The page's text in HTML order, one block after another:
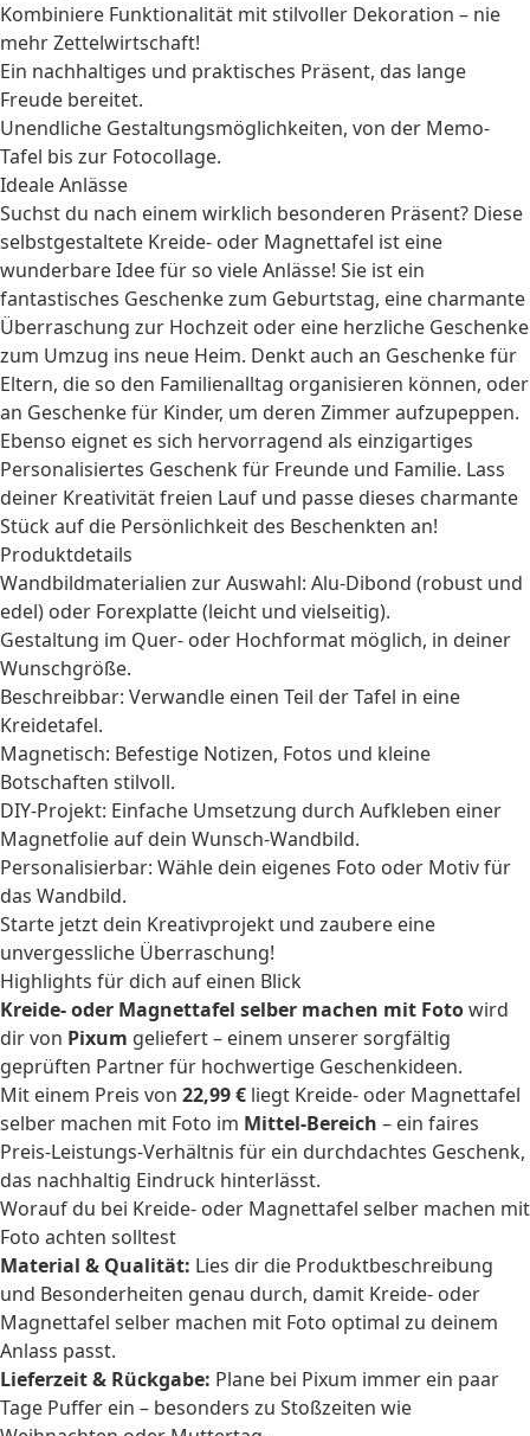
Kombiniere Funktionalität mit stilvoller Dekoration – nie
mehr Zettelwirtschaft!
Ein nachhaltiges und praktisches Präsent, das lange
Freude bereitet.
Unendliche Gestaltungsmöglichkeiten, von der Memo-
Tafel bis zur Fotocollage.
Ideale Anlässe
Suchst du nach einem wirklich besonderen Präsent? Diese
selbstgestaltete Kreide- oder Magnettafel ist eine
wunderbare Idee für so viele Anlässe! Sie ist ein
fantastisches Geschenke zum Geburtstag, eine charmante
Überraschung zur Hochzeit oder eine herzliche Geschenke
zum Umzug ins neue Heim. Denkt auch an Geschenke für
Eltern, die so den Familienalltag organisieren können, oder
an Geschenke für Kinder, um deren Zimmer aufzupeppen.
Ebenso eignet es sich hervorragend als einzigartiges
Personalisiertes Geschenkfür Freunde und Familie. Lass
deiner Kreativität freien Lauf und passe dieses charmante
Stück auf die Persönlichkeit des Beschenkten an!
Produktdetails
Wandbildmaterialien zur Auswahl: Alu-Dibond (robust und
edel) oder Forexplatte (leicht und vielseitig).
Gestaltung im Quer- oder Hochformat möglich, in deiner
Wunschgröße.
Beschreibbar: Verwandle einen Teil der Tafel in eine
Kreidetafel.
Magnetisch: Befestige Notizen, Fotos und kleine
Botschaften stilvoll.
DIY-Projekt: Einfache Umsetzung durch Aufkleben einer
Magnetfolie auf dein Wunsch-Wandbild.
Personalisierbar: Wähle dein eigenes Foto oder Motiv für
das Wandbild.
Starte jetzt dein Kreativprojekt und zaubere eine
unvergessliche Überraschung!
Highlights für dich auf einen Blick
Kreide- oder Magnettafel selber machen mit Fotowird
dir von Pixum geliefert – einem unserer sorgfältig
geprüften Partner für hochwertige Geschenkideen.
Mit einem Preis von 22,99 € liegt Kreide- oder Magnettafel
selber machen mit Foto im Mittel-Bereich – ein faires
Preis-Leistungs-Verhältnis für ein durchdachtes Geschenk,
das nachhaltig Eindruck hinterlässt.
Worauf du bei Kreide- oder Magnettafel selber machen mit
Foto achten solltest
Material & Qualität: Lies dir die Produktbeschreibung
und Besonderheiten genau durch, damit Kreide- oder
Magnettafel selber machen mit Foto optimal zu deinem
Anlass passt.
Lieferzeit & Rückgabe: Plane bei Pixum immer ein paar
Tage Puffer ein – besonders zu Stoßzeiten wie